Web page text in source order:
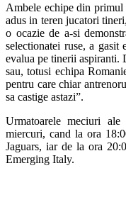
Ambele echipe din
adus in teren jucatori
o ocazie de a-si
selectionatei ruse, a gasit
evalua pe tinerii aspiranti.
sau, totusi echipa
pentru care chiar
sa castige astazi”.
Urmatoarele meciuri
miercuri, cand la ora
Jaguars, iar de la ora
Emerging Italy.